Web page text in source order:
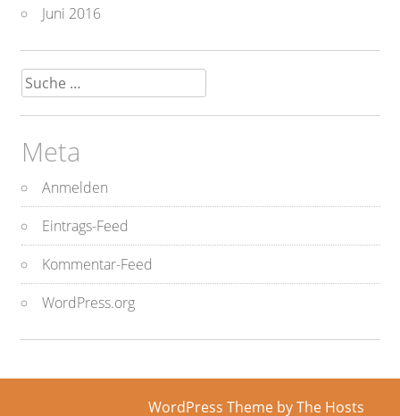
Juni 2016
Suche
nach:
Meta
Anmelden
Eintrags-Feed
Kommentar-Feed
WordPress.org
WordPress Theme by The Hosts